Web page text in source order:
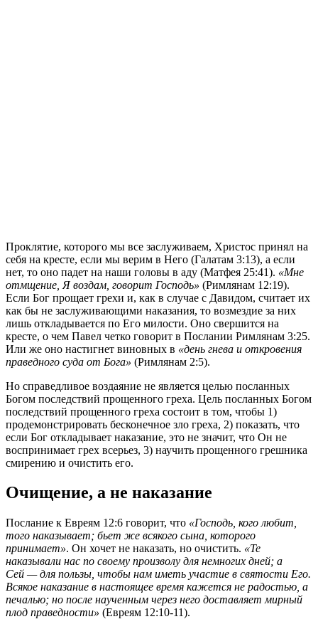
Проклятие, которого мы все заслуживаем, Христос принял на
себя на кресте, если мы верим в Него (Галатам 3:13), а если
нет, то оно падет на наши головы в аду (Матфея 25:41). «Мне
отмщение, Я воздам, говорит Господь» (Римлянам 12:19).
Если Бог прощает грехи и, как в случае с Давидом, считает их
как бы не заслуживающими наказания, то возмездие за них
лишь откладывается по Его милости. Оно свершится на
кресте, о чем Павел четко говорит в Послании Римлянам 3:25.
Или же оно настигнет виновных в «день гнева и откровения
праведного суда от Бога» (Римлянам 2:5).
Но справедливое воздаяние не является целью посланных
Богом последствий прощенного греха. Цель посланных Богом
последствий прощенного греха состоит в том, чтобы 1)
продемонстрировать бесконечное зло греха, 2) показать, что
если Бог откладывает наказание, это не значит, что Он не
воспринимает грех всерьез, 3) научить прощенного грешника
смирению и очистить его.
Очищение, а не наказание
Послание к Евреям 12:6 говорит, что «Господь, кого любит,
того наказывает; бьет же всякого сына, которого
принимает». Он хочет не наказать, но очистить. «Те
наказывали нас по своему произволу для немногих дней; а
Сей — для пользы, чтобы нам иметь участие в святости Его.
Всякое наказание в настоящее время кажется не радостью, а
печалью; но после наученным через него доставляет мирный
плод праведности» (Евреям 12:10-11).